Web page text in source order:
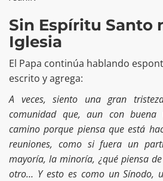
Sin Espíritu Santo
Iglesia
El Papa continúa hablando
escrito y agrega:
A veces, siento una gran
comunidad que, aun con buena
camino porque piensa que está
reuniones, como si fuera un
mayoría, la minoría, ¿qué piensa
otro… Y esto es como un Sínodo,